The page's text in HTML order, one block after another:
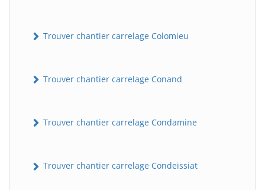
Trouver chantier carrelage Colomieu
Trouver chantier carrelage Conand
Trouver chantier carrelage Condamine
Trouver chantier carrelage Condeissiat